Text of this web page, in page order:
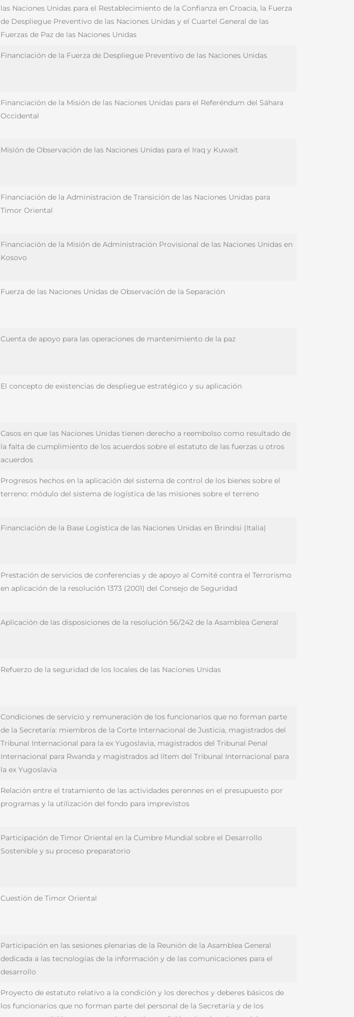
las Naciones Unidas para el Restablecimiento de la Confianza en Croacia, la Fuerza
de Despliegue Preventivo de las Naciones Unidas y el Cuartel General de las
Fuerzas de Paz de las Naciones Unidas
Financiación de la Fuerza de Despliegue Preventivo de las Naciones Unidas
Financiación de la Misión de las Naciones Unidas para el Referéndum del Sáhara
Occidental
Misión de Observación de las Naciones Unidas para el Iraq y Kuwait
Financiación de la Administración de Transición de las Naciones Unidas para
Timor Oriental
Financiación de la Misión de Administración Provisional de las Naciones Unidas en
Kosovo
Fuerza de las Naciones Unidas de Observación de la Separación
Cuenta de apoyo para las operaciones de mantenimiento de la paz
El concepto de existencias de despliegue estratégico y su aplicación
Casos en que las Naciones Unidas tienen derecho a reembolso como resultado de
la falta de cumplimiento de los acuerdos sobre el estatuto de las fuerzas u otros
acuerdos
Progresos hechos en la aplicación del sistema de control de los bienes sobre el
terreno: módulo del sistema de logística de las misiones sobre el terreno
Financiación de la Base Logística de las Naciones Unidas en Brindisi (Italia)
Prestación de servicios de conferencias y de apoyo al Comité contra el Terrorismo
en aplicación de la resolución 1373 (2001) del Consejo de Seguridad
Aplicación de las disposiciones de la resolución 56/242 de la Asamblea General
Refuerzo de la seguridad de los locales de las Naciones Unidas
Condiciones de servicio y remuneración de los funcionarios que no forman parte
de la Secretaría: miembros de la Corte Internacional de Justicia, magistrados del
Tribunal Internacional para la ex Yugoslavia, magistrados del Tribunal Penal
Internacional para Rwanda y magistrados ad lítem del Tribunal Internacional para
la ex Yugoslavia
Relación entre el tratamiento de las actividades perennes en el presupuesto por
programas y la utilización del fondo para imprevistos
Participación de Timor Oriental en la Cumbre Mundial sobre el Desarrollo
Sostenible y su proceso preparatorio
Cuestión de Timor Oriental
Participación en las sesiones plenarias de la Reunión de la Asamblea General
dedicada a las tecnologías de la información y de las comunicaciones para el
desarrollo
Proyecto de estatuto relativo a la condición y los derechos y deberes básicos de
los funcionarios que no forman parte del personal de la Secretaría y de los